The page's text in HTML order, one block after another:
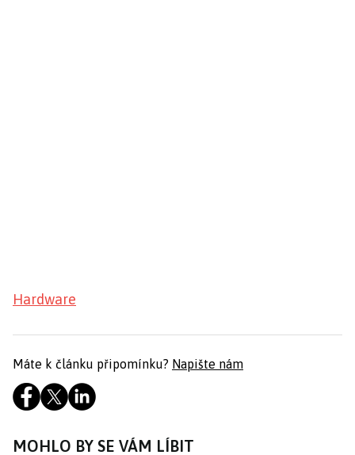
Hardware
Máte k článku připomínku? Napište nám
MOHLO BY SE VÁM LÍBIT